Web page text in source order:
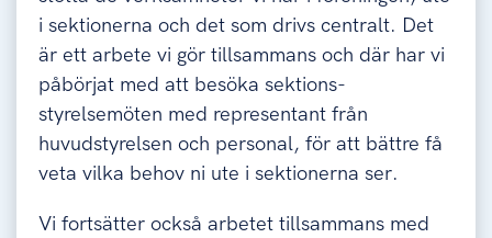
i sektionerna och det som drivs centralt. Det
är ett arbete vi gör tillsammans och där har vi
påbörjat med att besöka sektions-
styrelsemöten med representant från
huvudstyrelsen och personal, för att bättre få
veta vilka behov ni ute i sektionerna ser.
Vi fortsätter också arbetet tillsammans med